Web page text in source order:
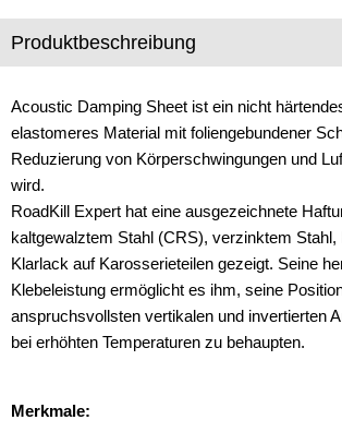
Freischaltmodule
Frequenzweichen
Handyhalterungen
iPod
kabellos Laden
Lautsprecheradapter
Lautsprechereinbauset
Produktbeschreibung
Acoustic Damping Sheet ist ein nicht
elastomeres Material mit foliengebundener
Reduzierung von Körperschwingungen und
wird.
RoadKill Expert hat eine ausgezeichnete
kaltgewalztem Stahl (CRS), verzinktem Stahl,
Klarlack auf Karosserieteilen gezeigt. Seine
Klebeleistung ermöglicht es ihm, seine
anspruchsvollsten vertikalen und invertierten
bei erhöhten Temperaturen zu behaupten.
Merkmale: